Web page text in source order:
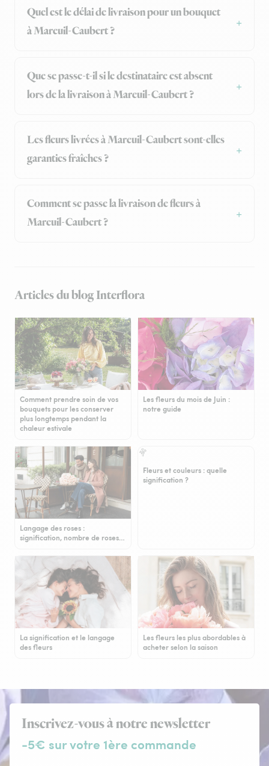
Quel est le délai de livraison pour un bouquet
à Mareuil-Caubert ?
Que se passe-t-il si le destinataire est absent
lors de la livraison à Mareuil-Caubert ?
Les fleurs livrées à Mareuil-Caubert sont-elles
garanties fraîches ?
Comment se passe la livraison de fleurs à
Mareuil-Caubert ?
Articles du blog Interflora
Comment prendre soin de vos
bouquets pour les conserver
plus longtemps pendant la
chaleur estivale
Les fleurs du mois de Juin :
notre guide
Langage des roses :
signification, nombre de roses…
Fleurs et couleurs : quelle
signification ?
La signification et le langage
des fleurs
Les fleurs les plus abordables à
acheter selon la saison
Inscrivez-vous à notre newsletter
-5€ sur votre 1ère commande